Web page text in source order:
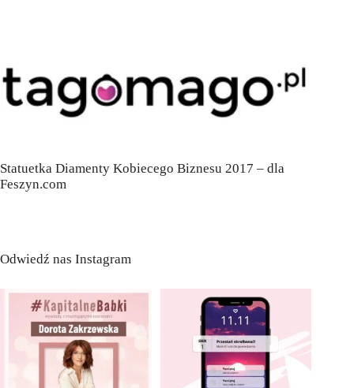
Statuetka Diamenty Kobiecego Biznesu 2017 – dla
Feszyn.com
Odwiedź nas Instagram